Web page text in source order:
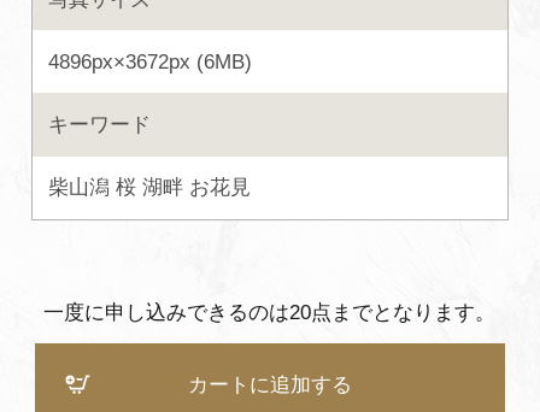
4896px×3672px (6MB)
キーワード
柴山潟 桜 湖畔 お花見
一度に申し込みできるのは20点までとなります。
カートに追加する